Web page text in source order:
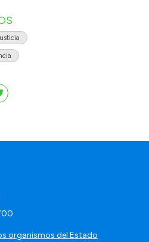
organismos del Estado